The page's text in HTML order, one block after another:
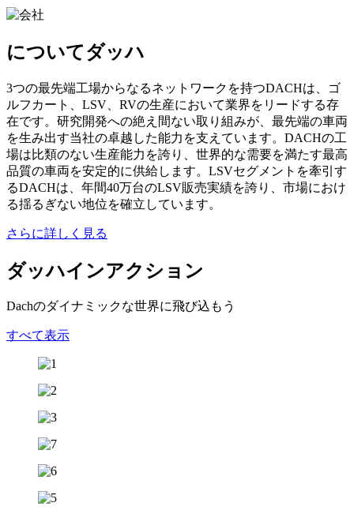
についてダッハ
3つの最先端工場からなるネットワークを持つDACHは、ゴ
ルフカート、LSV、RVの生産において業界をリードする存
在です。研究開発への絶え間ない取り組みが、最先端の車両
を生み出す当社の卓越した能力を支えています。DACHの工
場は比類のない生産能力を誇り、世界的な需要を満たす最高
品質の車両を安定的に供給します。LSVセグメントを牽引す
るDACHは、年間40万台のLSV販売実績を誇り、市場におけ
る揺るぎない地位を確立しています。
さらに詳しく見る
ダッハインアクション
Dachのダイナミックな世界に飛び込もう
すべて表示